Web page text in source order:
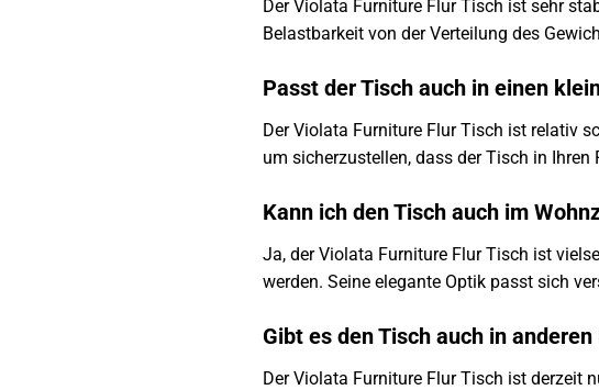
Der Violata Furniture Flur Tisch ist sehr
Belastbarkeit von der Verteilung des
Passt der Tisch auch in einen
Der Violata Furniture Flur Tisch ist relativ
um sicherzustellen, dass der Tisch in Ihren
Kann ich den Tisch auch im
Ja, der Violata Furniture Flur Tisch ist
werden. Seine elegante Optik passt sich
Gibt es den Tisch auch in anderen
Der Violata Furniture Flur Tisch ist derzeit